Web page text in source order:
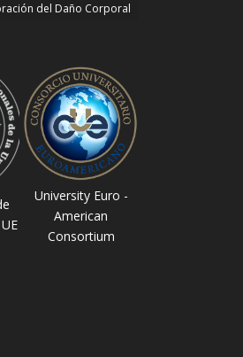
del Daño Corporal
University Euro -
American
Consortium